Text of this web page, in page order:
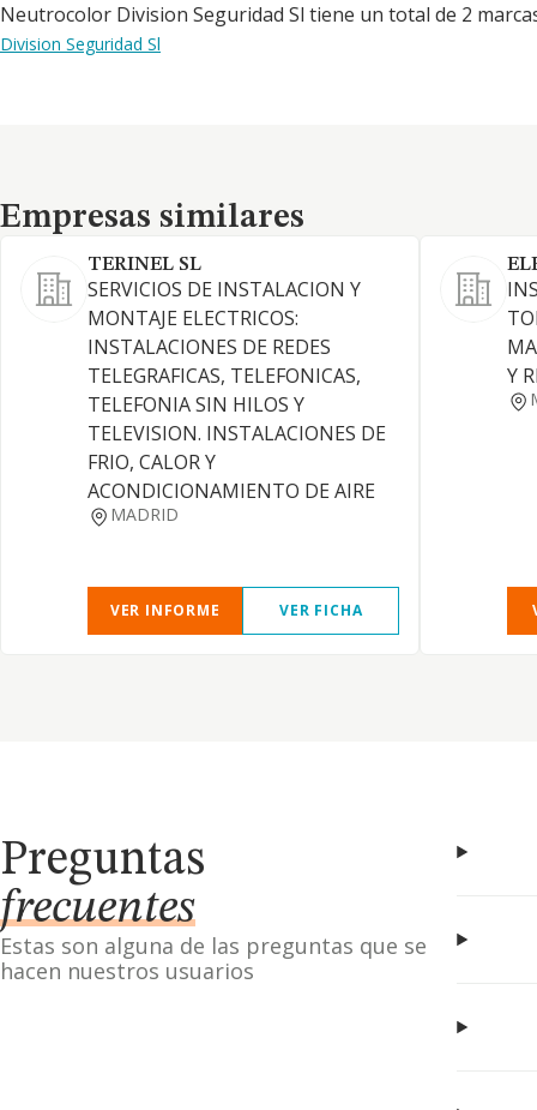
Neutrocolor Division Seguridad Sl tiene un total de 2
Division Seguridad Sl
Empresas similares
Empresas similares
TERINEL SL
SERVICIOS DE INSTALACION Y
MONTAJE ELECTRICOS:
INSTALACIONES DE REDES
TELEGRAFICAS, TELEFONICAS,
TELEFONIA SIN HILOS Y
TELEVISION. INSTALACIONES DE
FRIO, CALOR Y
ACONDICIONAMIENTO DE AIRE
MADRID
VER INFORME VER FICHA
Y
Preguntas
frecuentes
Estas son alguna de las preguntas que se
hacen nuestros usuarios